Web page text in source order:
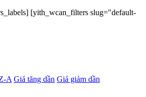
[yith_wcan_filters slug="default-
A Giá tăng dần Giá giảm dần